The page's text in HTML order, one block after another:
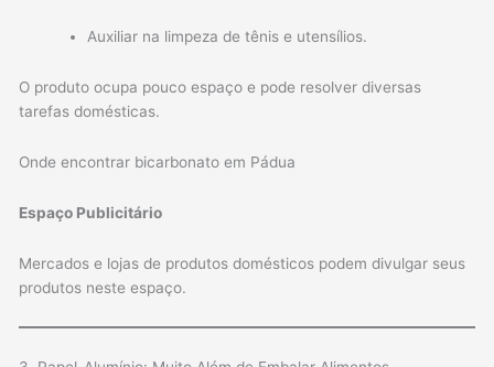
Auxiliar na limpeza de tênis e utensílios.
O produto ocupa pouco espaço e pode resolver diversas
tarefas domésticas.
Onde encontrar bicarbonato em Pádua
Espaço Publicitário
Mercados e lojas de produtos domésticos podem divulgar seus
produtos neste espaço.